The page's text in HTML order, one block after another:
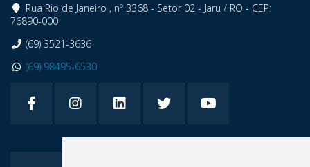
Rua Rio de Janeiro , nº 3368 - Setor 02 - Jaru / RO - CEP:
76890-000
(69) 3521-3636
(69) 98495-6530